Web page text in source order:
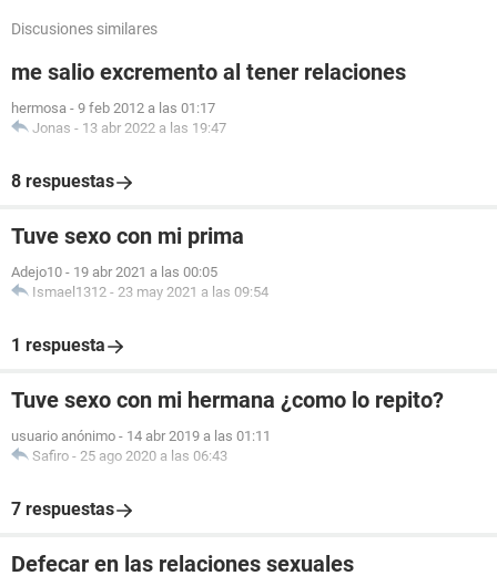
Discusiones similares
me salio excremento al tener relaciones
hermosa - 9 feb 2012 a las 01:17
Jonas - 13 abr 2022 a las 19:47
8 respuestas
Tuve sexo con mi prima
Adejo10 - 19 abr 2021 a las 00:05
Ismael1312 - 23 may 2021 a las 09:54
1 respuesta
Tuve sexo con mi hermana ¿como lo repito?
usuario anónimo - 14 abr 2019 a las 01:11
Safiro - 25 ago 2020 a las 06:43
7 respuestas
Defecar en las relaciones sexuales